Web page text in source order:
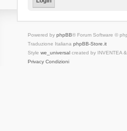
Powered by phpBB® Forum Software ©
Traduzione Italiana phpBB-Store.it
Style we_universalcreated by INVENTEA
Privacy Condizioni